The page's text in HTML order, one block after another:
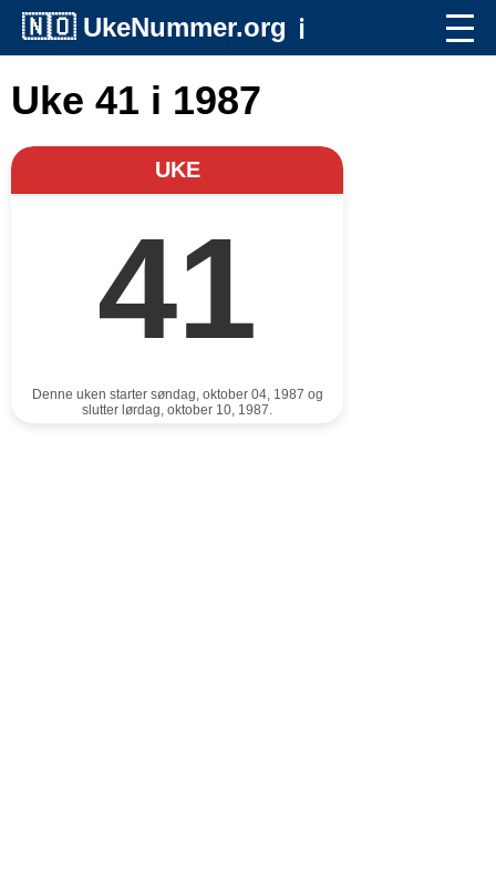
🇳🇴 UkeNummer.org ℹ️
Uke 41 i 1987
UKE
41
Denne uken starter søndag, oktober 04, 1987 og
slutter lørdag, oktober 10, 1987.